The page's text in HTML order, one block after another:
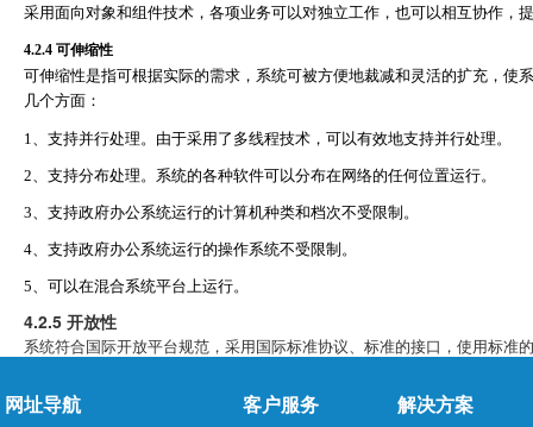
采用面向对象和组件技术，各项业务可以对独立工作，也可以相互协作
4.2.4 可伸缩性
可伸缩性是指可根据实际的需求，系统可被方便地裁减和灵活的扩充，
几个方面：
1、支持并行处理。由于采用了多线程技术，可以有效地支持并行处理。
2、支持分布处理。系统的各种软件可以分布在网络的任何位置运行。
3、支持政府办公系统运行的计算机种类和档次不受限制。
4、支持政府办公系统运行的操作系统不受限制。
5、可以在混合系统平台上运行。
4.2.5 开放性
系统符合国际开放平台规范，采用国际标准协议、标准的接口，使用标准
网址导航 客户服务 解决方案